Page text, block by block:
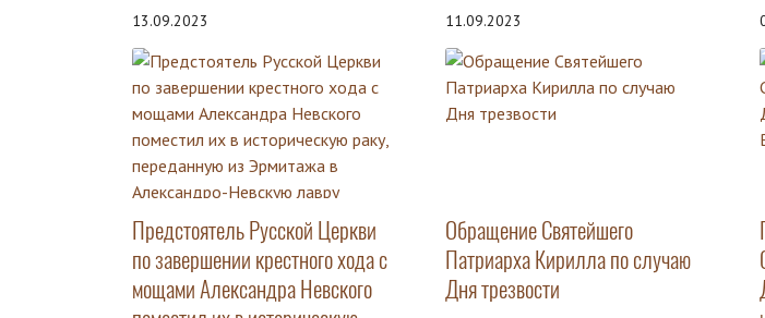
13.09.2023
Предстоятель Русской Церкви
по завершении крестного хода с
мощами Александра Невского
11.09.2023
Обращение Святейшего
Патриарха Кирилла по случаю
Дня трезвости